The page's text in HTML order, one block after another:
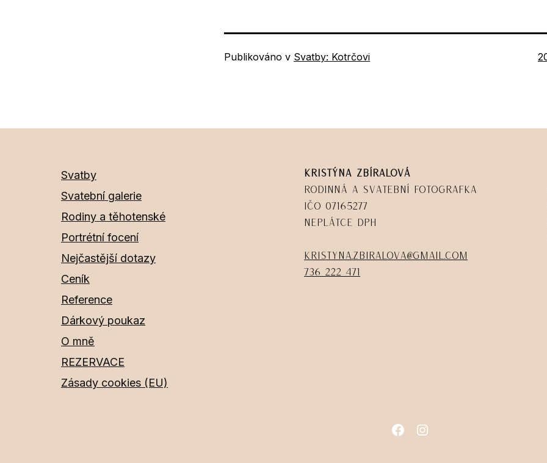
Publikováno v Svatby: Kotrčovi
Svatby
Svatební galerie
Rodiny a těhotenské
Portrétní focení
Nejčastější dotazy
Ceník
Reference
Dárkový poukaz
O mně
REZERVACE
Zásady cookies (EU)
Kristýna Zbíralová
Rodinná a svatební fotografka
IČO 07165277
Neplátce DPH
kristyna.zbiralova@gmail.com
736 222 471